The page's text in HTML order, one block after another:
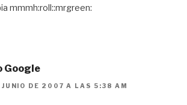
mmmh:roll::mrgreen:
Google
JUNIO DE 2007 A LAS 5:38 AM